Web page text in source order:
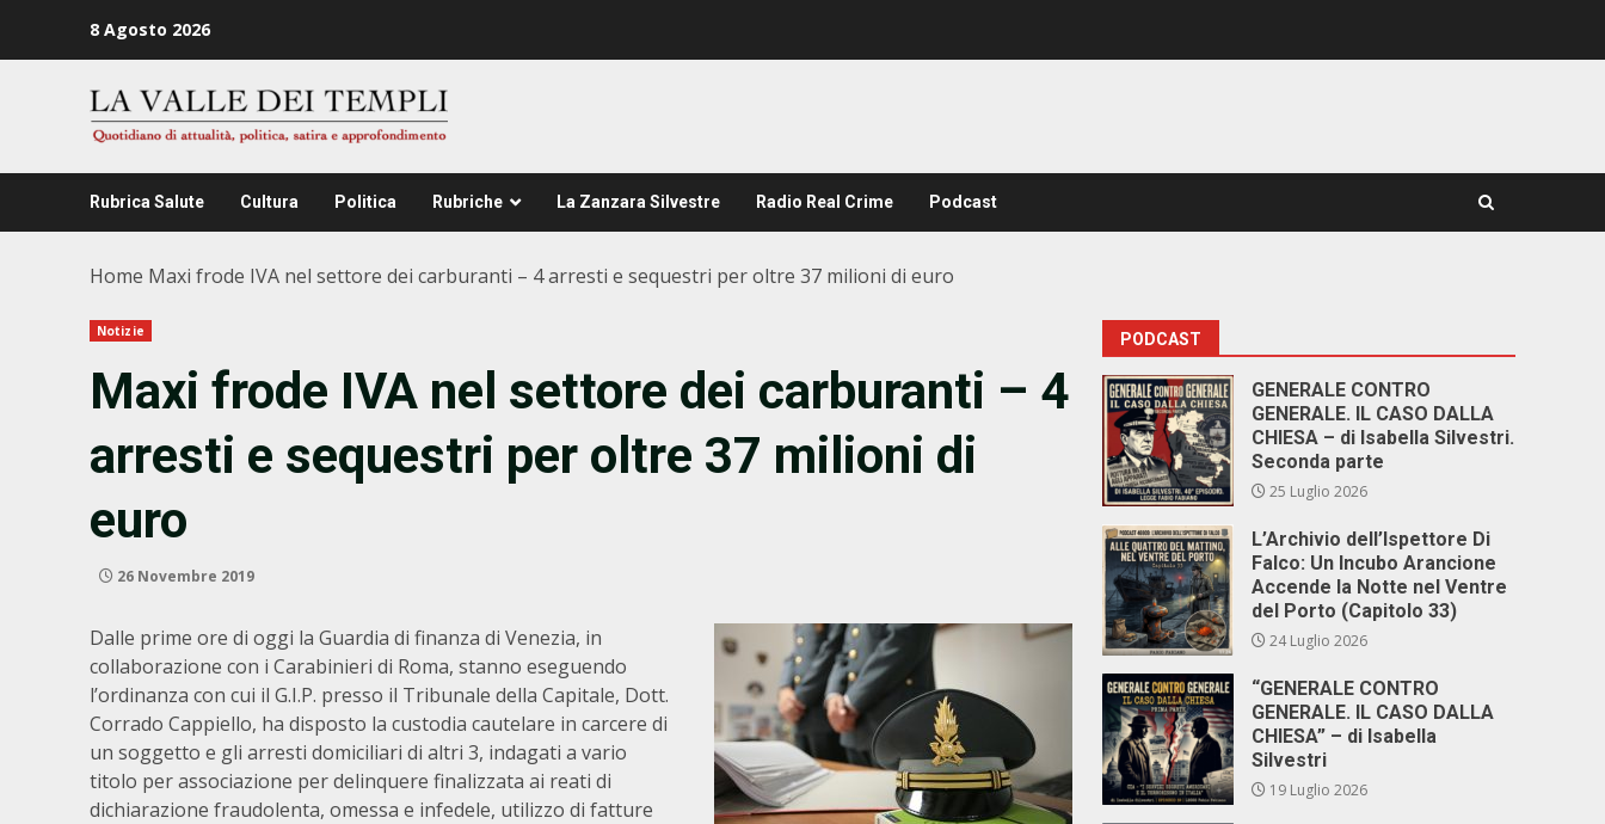
8 Agosto 2026
Rubrica Salute Cultura Politica Rubriche La Zanzara Silvestre Radio Real Crime Podcast
Home Maxi frode IVA nel settore dei carburanti – 4 arresti e sequestri per oltre 37 milioni di euro
Notizie
Maxi frode IVA nel settore dei carburanti – 4
arresti e sequestri per oltre 37 milioni di
euro
26 Novembre 2019
Dalle prime ore di oggi la Guardia di finanza di Venezia, in
collaborazione con i Carabinieri di Roma, stanno eseguendo
l’ordinanza con cui il G.I.P. presso il Tribunale della Capitale, Dott.
Corrado Cappiello, ha disposto la custodia cautelare in carcere di
un soggetto e gli arresti domiciliari di altri 3, indagati a vario
titolo per associazione per delinquere finalizzata ai reati di
dichiarazione fraudolenta, omessa e infedele, utilizzo di fatture
PODCAST
GENERALE CONTRO
GENERALE. IL CASO DALLA
CHIESA – di Isabella Silvestri.
Seconda parte
25 Luglio 2026
L’Archivio dell’Ispettore Di
Falco: Un Incubo Arancione
Accende la Notte nel Ventre
del Porto (Capitolo 33)
24 Luglio 2026
“GENERALE CONTRO
GENERALE. IL CASO DALLA
CHIESA” – di Isabella
Silvestri
19 Luglio 2026